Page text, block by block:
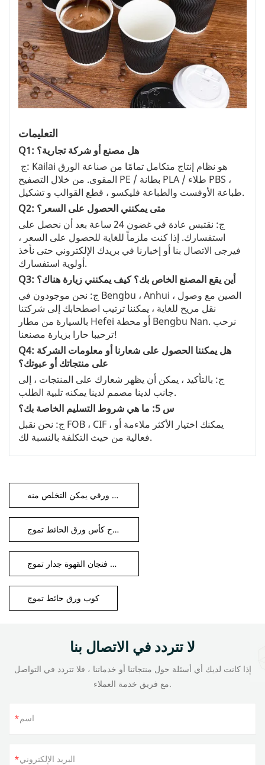
التعليمات
Q1: هل مصنع أو شركة تجارية؟
المقوى. من خلال التصفيح PE / بطانة PLA / طلاء PBS ،
طباعة الأوفست والطباعة فليكسو ، قطع القوالب و تشكيل.
ج: نقتبس عادة في غضون 24 ساعة بعد أن نحصل على
استفسارك. إذا كنت ملزماً للغاية للحصول على السعر ،
فيرجى الاتصال بنا أو إخبارنا في بريدك الإلكتروني حتى نأخذ
أولوية استفسارك.
Q3: أين يقع المصنع الخاص بك؟ كيف يمكنني زيارة هناك؟
ج: نحن موجودون في Bengbu ، Anhui ، الصين مع وصول
نقل مريح للغاية ، يمكننا ترتيب اصطحابك إلى شركتنا
بالسيارة من مطار Hefei أو محطة Bengbu Nan. نرحب
ترحيبا حارا بزيارة مصنعنا!
Q4: هل يمكننا الحصول على شعارنا أو معلومات الشركة
ج: بالتأكيد ، يمكن أن يظهر شعارك على المنتجات ، إلى
جانب لدينا مصمم لدينا يمكنه تلبية الطلب.
ج: نحن نقبل FOB ، CIF ، يمكنك اختيار الأكثر ملاءمة أو
فعالية من حيث التكلفة بالنسبة لك.
كوب ورقي يمكن التخلص منه
المتاح كأس ورق الحائط تموج
المتاح فنجان القهوة جدار تموج
كوب ورق حائط تموج
لا تتردد في الاتصال بنا
إذا كانت لديك أي أسئلة حول منتجاتنا أو خدماتنا ، فلا تتردد في التواصل
مع فريق خدمة العملاء.
اسم
البريد الإلكتروني